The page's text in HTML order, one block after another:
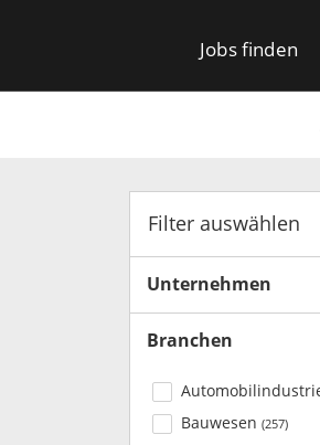
Jobs finden
Filter auswählen
Unternehmen
Branchen
Bauwesen (257)